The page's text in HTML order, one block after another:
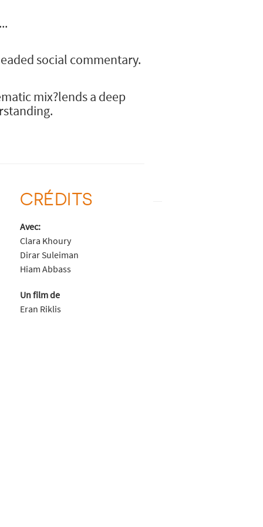
social commentary.
mix?lends a deep
CRÉDITS
Avec:
Clara Khoury
Dirar Suleiman
Hiam Abbass
Un film de
Eran Riklis